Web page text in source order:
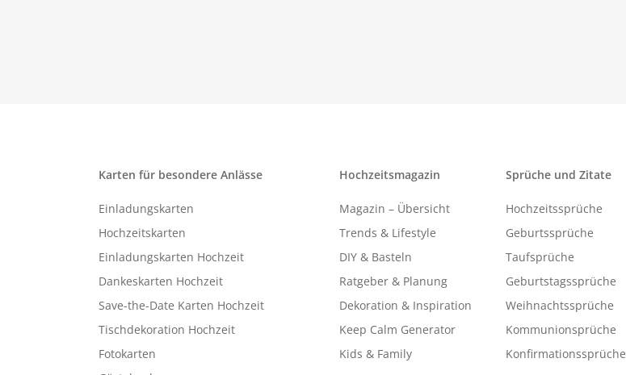
Karten für besondere Anlässe
Einladungskarten
Hochzeitskarten
Einladungskarten Hochzeit
Dankeskarten Hochzeit
Save-the-Date Karten Hochzeit
Tischdekoration Hochzeit
Fotokarten
Hochzeitsmagazin
Magazin – Übersicht
Trends & Lifestyle
DIY & Basteln
Ratgeber & Planung
Dekoration & Inspiration
Keep Calm Generator
Kids & Family
Sprüche und Zitate
Hochzeitssprüche
Geburtssprüche
Taufsprüche
Geburtstagssprüche
Weihnachtssprüche
Kommunionsprüche
Konfirmationssprüche